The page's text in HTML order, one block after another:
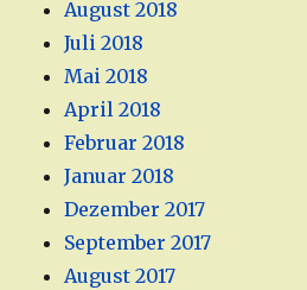
August 2018
Juli 2018
Mai 2018
April 2018
Februar 2018
Januar 2018
Dezember 2017
September 2017
August 2017